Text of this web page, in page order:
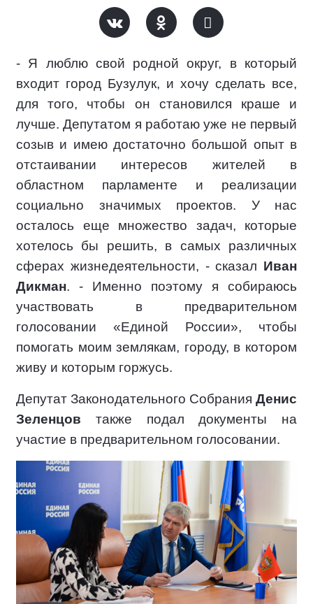
- Я люблю свой родной округ, в который
входит город Бузулук, и хочу сделать все,
для того, чтобы он становился краше и
лучше. Депутатом я работаю уже не первый
созыв и имею достаточно большой опыт в
отстаивании интересов жителей в
областном парламенте и реализации
социально значимых проектов. У нас
осталось еще множество задач, которые
хотелось бы решить, в самых различных
сферах жизнедеятельности, - сказал Иван
Дикман. - Именно поэтому я собираюсь
участвовать в предварительном
голосовании «Единой России», чтобы
помогать моим землякам, городу, в котором
живу и которым горжусь.
Депутат Законодательного Собрания Денис
Зеленцов также подал документы на
участие в предварительном голосовании.